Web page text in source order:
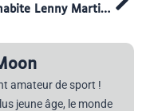
Où habite Lenny Martinez ?
amateur de sport !
jeune âge, le monde